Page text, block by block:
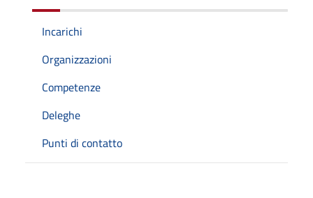
Incarichi
Organizzazioni
Competenze
Deleghe
Punti di contatto